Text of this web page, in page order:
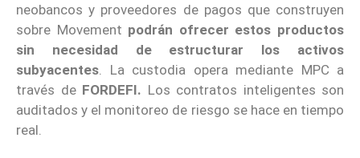
neobancos y proveedores de pagos que construyen
sobre Movement podrán ofrecer estos productos
sin necesidad de estructurar los activos
subyacentes . La custodia opera mediante MPC a
través de FORDEFI. Los contratos inteligentes son
auditados y el monitoreo de riesgo se hace en tiempo
real.